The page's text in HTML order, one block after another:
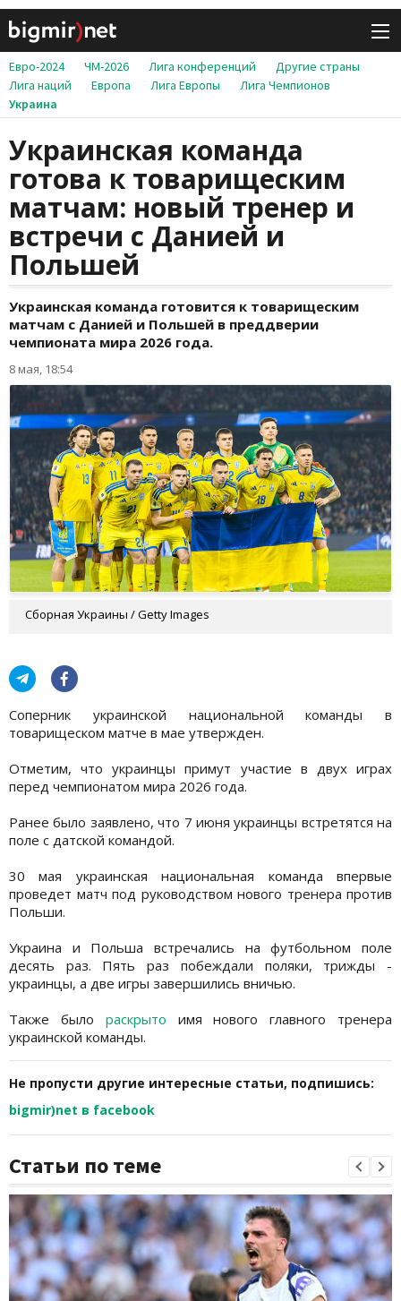
Евро-2024 ЧМ-2026 Лига конференций
Другие страны
Лига наций
Европа Лига Европы
Лига Чемпионов
Украина
Украинская команда
готова к товарищеским
матчам: новый тренер и
встречи с Данией и
Польшей
Украинская команда готовится к товарищеским
матчам с Данией и Польшей в преддверии
чемпионата мира 2026 года.
8 мая, 18:54
Сборная Украины / Getty Images
Соперник украинской национальной команды в
товарищеском матче в мае утвержден.
Отметим, что украинцы примут участие в двух играх
перед чемпионатом мира 2026 года.
Ранее было заявлено, что 7 июня украинцы встретятся на
поле с датской командой.
30 мая украинская национальная команда впервые
проведет матч под руководством нового тренера против
Польши.
Украина и Польша встречались на футбольном поле
десять раз. Пять раз побеждали поляки, трижды -
украинцы, а две игры завершились вничью.
Также было раскрыто имя нового главного тренера
украинской команды.
Не пропусти другие интересные статьи, подпишись:
bigmir)net в facebook
Статьи по теме